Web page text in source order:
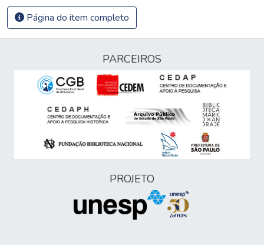
Página do item completo
PARCEIROS
PROJETO